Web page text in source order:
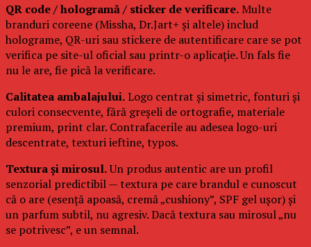
QR code / hologramă / sticker de verificare.Multe
branduri coreene (Missha, Dr.Jart+ și altele) includ
holograme, QR-uri sau stickere de autentificare care se pot
verifica pe site-ul oficial sau printr-o aplicație. Un fals fie
nu le are, fie pică la verificare.
Calitatea ambalajului.Logo centrat și simetric, fonturi și
culori consecvente, fără greșeli de ortografie, materiale
premium, print clar. Contrafacerile au adesea logo-uri
descentrate, texturi ieftine, typos.
Textura și mirosul.Un produs autentic are un profil
senzorial predictibil — textura pe care brandul e cunoscut
că o are (esență apoasă, cremă „cushiony”, SPF gel ușor) și
un parfum subtil, nu agresiv. Dacă textura sau mirosul „nu
se potrivesc”, e un semnal.